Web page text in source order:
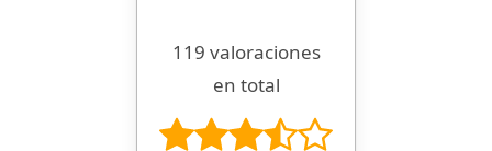
119 valoraciones
en total